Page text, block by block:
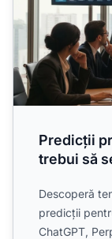
Predicții
trebui să
Descoperă
predicții
ChatGPT,